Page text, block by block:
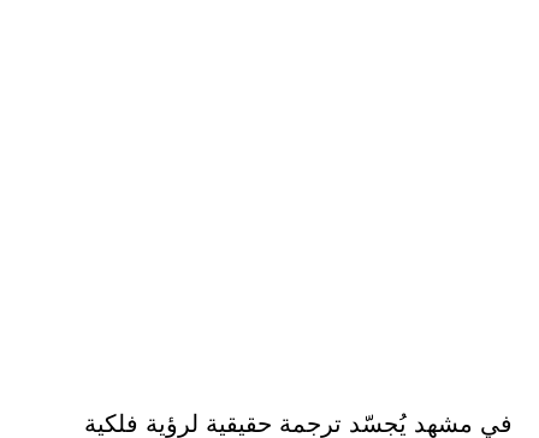
في مشهد يُجسّد ترجمة حقيقية لرؤية فلكية